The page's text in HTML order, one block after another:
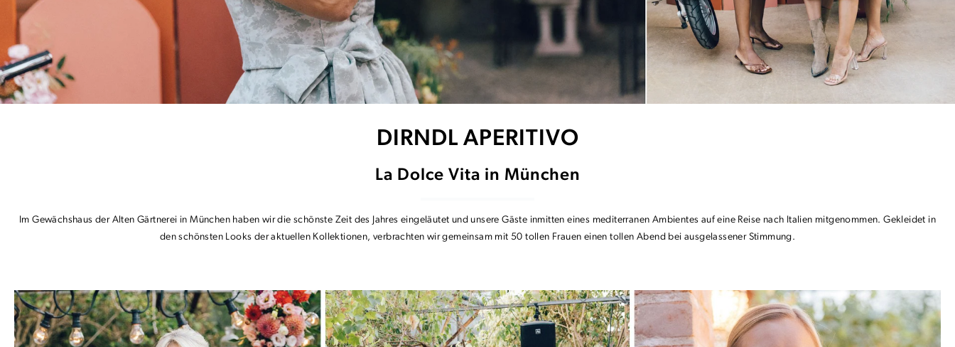
DIRNDL APERITIVO
La Dolce Vita in München
Im Gewächshaus der Alten Gärtnerei in München haben wir die schönste Zeit des Jahres eingeläutet und unsere Gäste inmitten eines mediterranen Ambientes auf eine Reise nach Italien mitgenommen. Gekleidet in
den schönsten Looks der aktuellen Kollektionen, verbrachten wir gemeinsam mit 50 tollen Frauen einen tollen Abend bei ausgelassener Stimmung.